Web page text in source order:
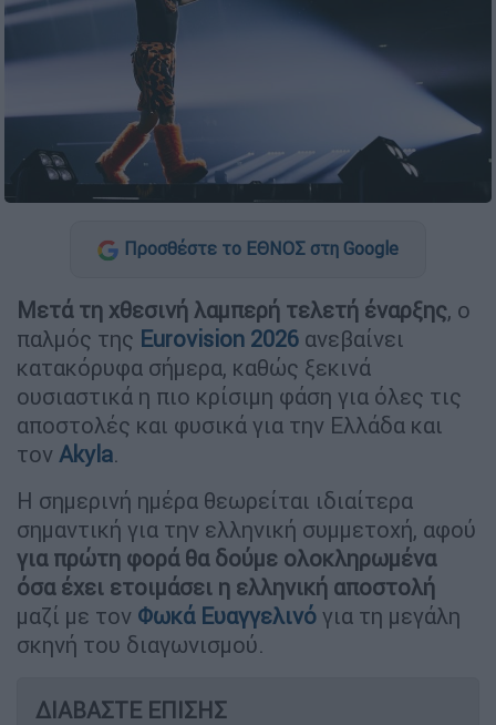
Προσθέστε το ΕΘΝΟΣ στη Google
Μετά τη χθεσινή λαμπερή τελετή έναρξης, ο
παλμός της Eurovision 2026 ανεβαίνει
κατακόρυφα σήμερα, καθώς ξεκινά
ουσιαστικά η πιο κρίσιμη φάση για όλες τις
αποστολές και φυσικά για την Ελλάδα και
τον Akyla.
Η σημερινή ημέρα θεωρείται ιδιαίτερα
σημαντική για την ελληνική συμμετοχή, αφού
για πρώτη φορά θα δούμε ολοκληρωμένα
όσα έχει ετοιμάσει η ελληνική αποστολή
μαζί με τον Φωκά Ευαγγελινό για τη μεγάλη
σκηνή του διαγωνισμού.
ΔΙΑΒΑΣΤΕ ΕΠΙΣΗΣ